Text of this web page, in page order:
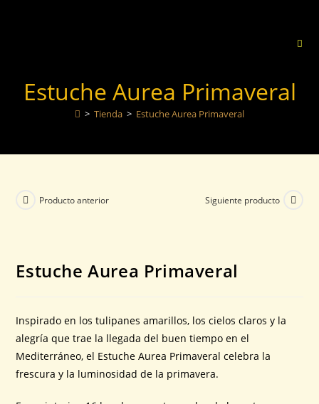
Estuche Aurea Primaveral
> Tienda > Estuche Aurea Primaveral
Producto anterior Siguiente producto
Estuche Aurea Primaveral
Inspirado en los tulipanes amarillos, los cielos claros y la
alegría que trae la llegada del buen tiempo en el
Mediterráneo, el Estuche Aurea Primaveral celebra la
frescura y la luminosidad de la primavera.